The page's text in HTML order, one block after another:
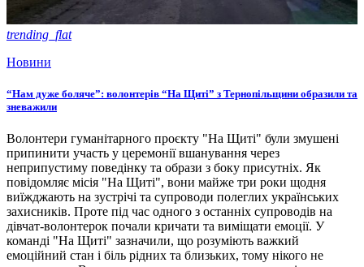
trending_flat
Новини
“Нам дуже боляче”: волонтерів “На Щиті” з Тернопільщини образили та
зневажили
Волонтери гуманітарного проєкту "На Щиті" були змушені
припинити участь у церемонії вшанування через
неприпустиму поведінку та образи з боку присутніх. Як
повідомляє місія "На Щиті", вони майже три роки щодня
виїжджають на зустрічі та супроводи полеглих українських
захисників. Проте під час одного з останніх супроводів на
дівчат-волонтерок почали кричати та виміщати емоції. У
команді "На Щиті" зазначили, що розуміють важкий
емоційний стан і біль рідних та близьких, тому нікого не